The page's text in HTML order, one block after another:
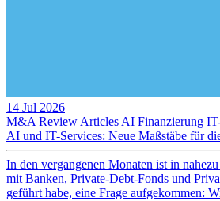
14 Jul 2026
M&A Review Articles AI Finanzierung
AI und IT-Services: Neue Maßstäbe für
In den vergangenen Monaten ist in
mit Banken, Private-Debt-Fonds und
geführt habe, eine Frage aufgekommen: